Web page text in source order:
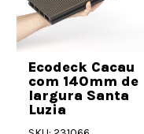
Ecodeck Cacau
com 140mm de
largura Santa
Luzia